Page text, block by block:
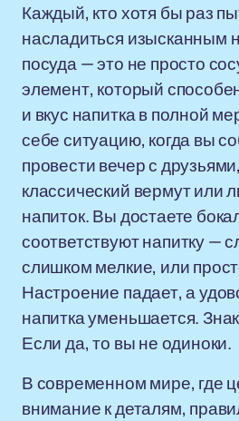
Каждый, кто хотя бы раз
насладиться изысканным
посуда — это не просто
элемент, который
и вкус напитка в полной
себе ситуацию, когда вы
провести вечер с
классический вермут или
напиток. Вы достаете
соответствуют напитку —
слишком мелкие, или
Настроение падает, а
напитка уменьшается.
Если да, то вы не одиноки.
В современном мире, где
внимание к деталям,